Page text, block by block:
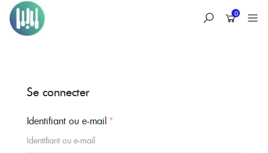
0
Se connecter
Identifiant ou e-mail *